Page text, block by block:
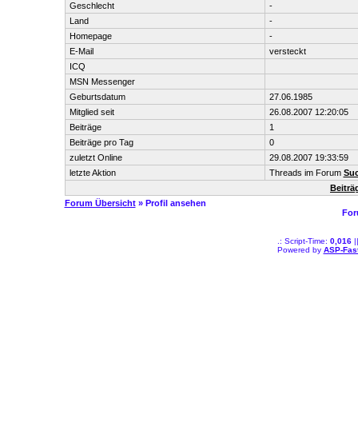
Geschlecht
-
Land
-
Homepage
-
E-Mail
versteckt
ICQ
MSN Messenger
Geburtsdatum
27.06.1985
Mitglied seit
26.08.2007 12:20:05
Beiträge
1
Beiträge pro Tag
0
zuletzt Online
29.08.2007 19:33:59
letzte Aktion
Threads im Forum
Forum Übersicht» Profil ansehen
.: Script-Time: 0,016||
Powered by ASP-